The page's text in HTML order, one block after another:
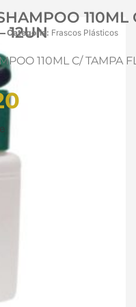
110ML
12UN
Categoria: Frascos Plásticos
110ML C/ TAMPA